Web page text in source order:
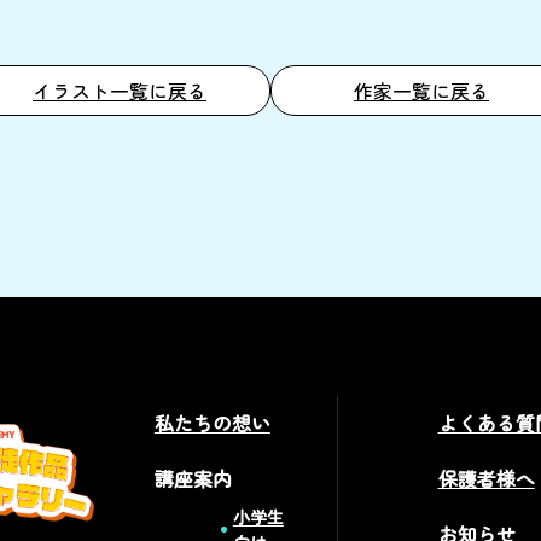
イラスト一覧に戻る 作家一覧に戻る
私たちの想い
講座案内
小学生
よくある質
保護者様へ
お知らせ